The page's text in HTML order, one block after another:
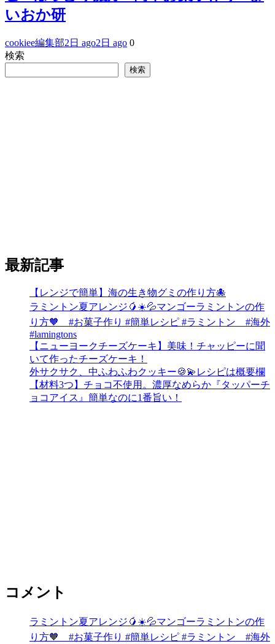
いおか研
cookiee編集部2日 ago2日 ago 0
検索
検索
最新記事
【レンジで簡単】海の生き物グミの作り方🐙
ラミントン夏アレンジ🥭☀️💦マンゴーラミントンの作
り方🧡 #お菓子作り #簡単レシピ #ラミントン #海外
#lamingtons
【ニューヨークチーズケーキ】美味！チャッピーに聞
いて作ったチーズケーキ！
外サクサク、中ふわふわクッキー🍪💫レシピは概要欄
【材料3つ】チョコ不使用。濃厚なめらか『タッパーチ
ョコアイス』簡単なのに1番旨い！
コメント
ラミントン夏アレンジ🥭☀️💦マンゴーラミントンの作
り方🧡 #お菓子作り #簡単レシピ #ラミントン #海外